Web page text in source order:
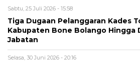
Sabtu, 25 Juli 2026 - 15:58
Tiga Dugaan Pelanggaran Kades
Kabupaten Bone Bolango
Jabatan
Selasa, 30 Juni 2026 - 20:16